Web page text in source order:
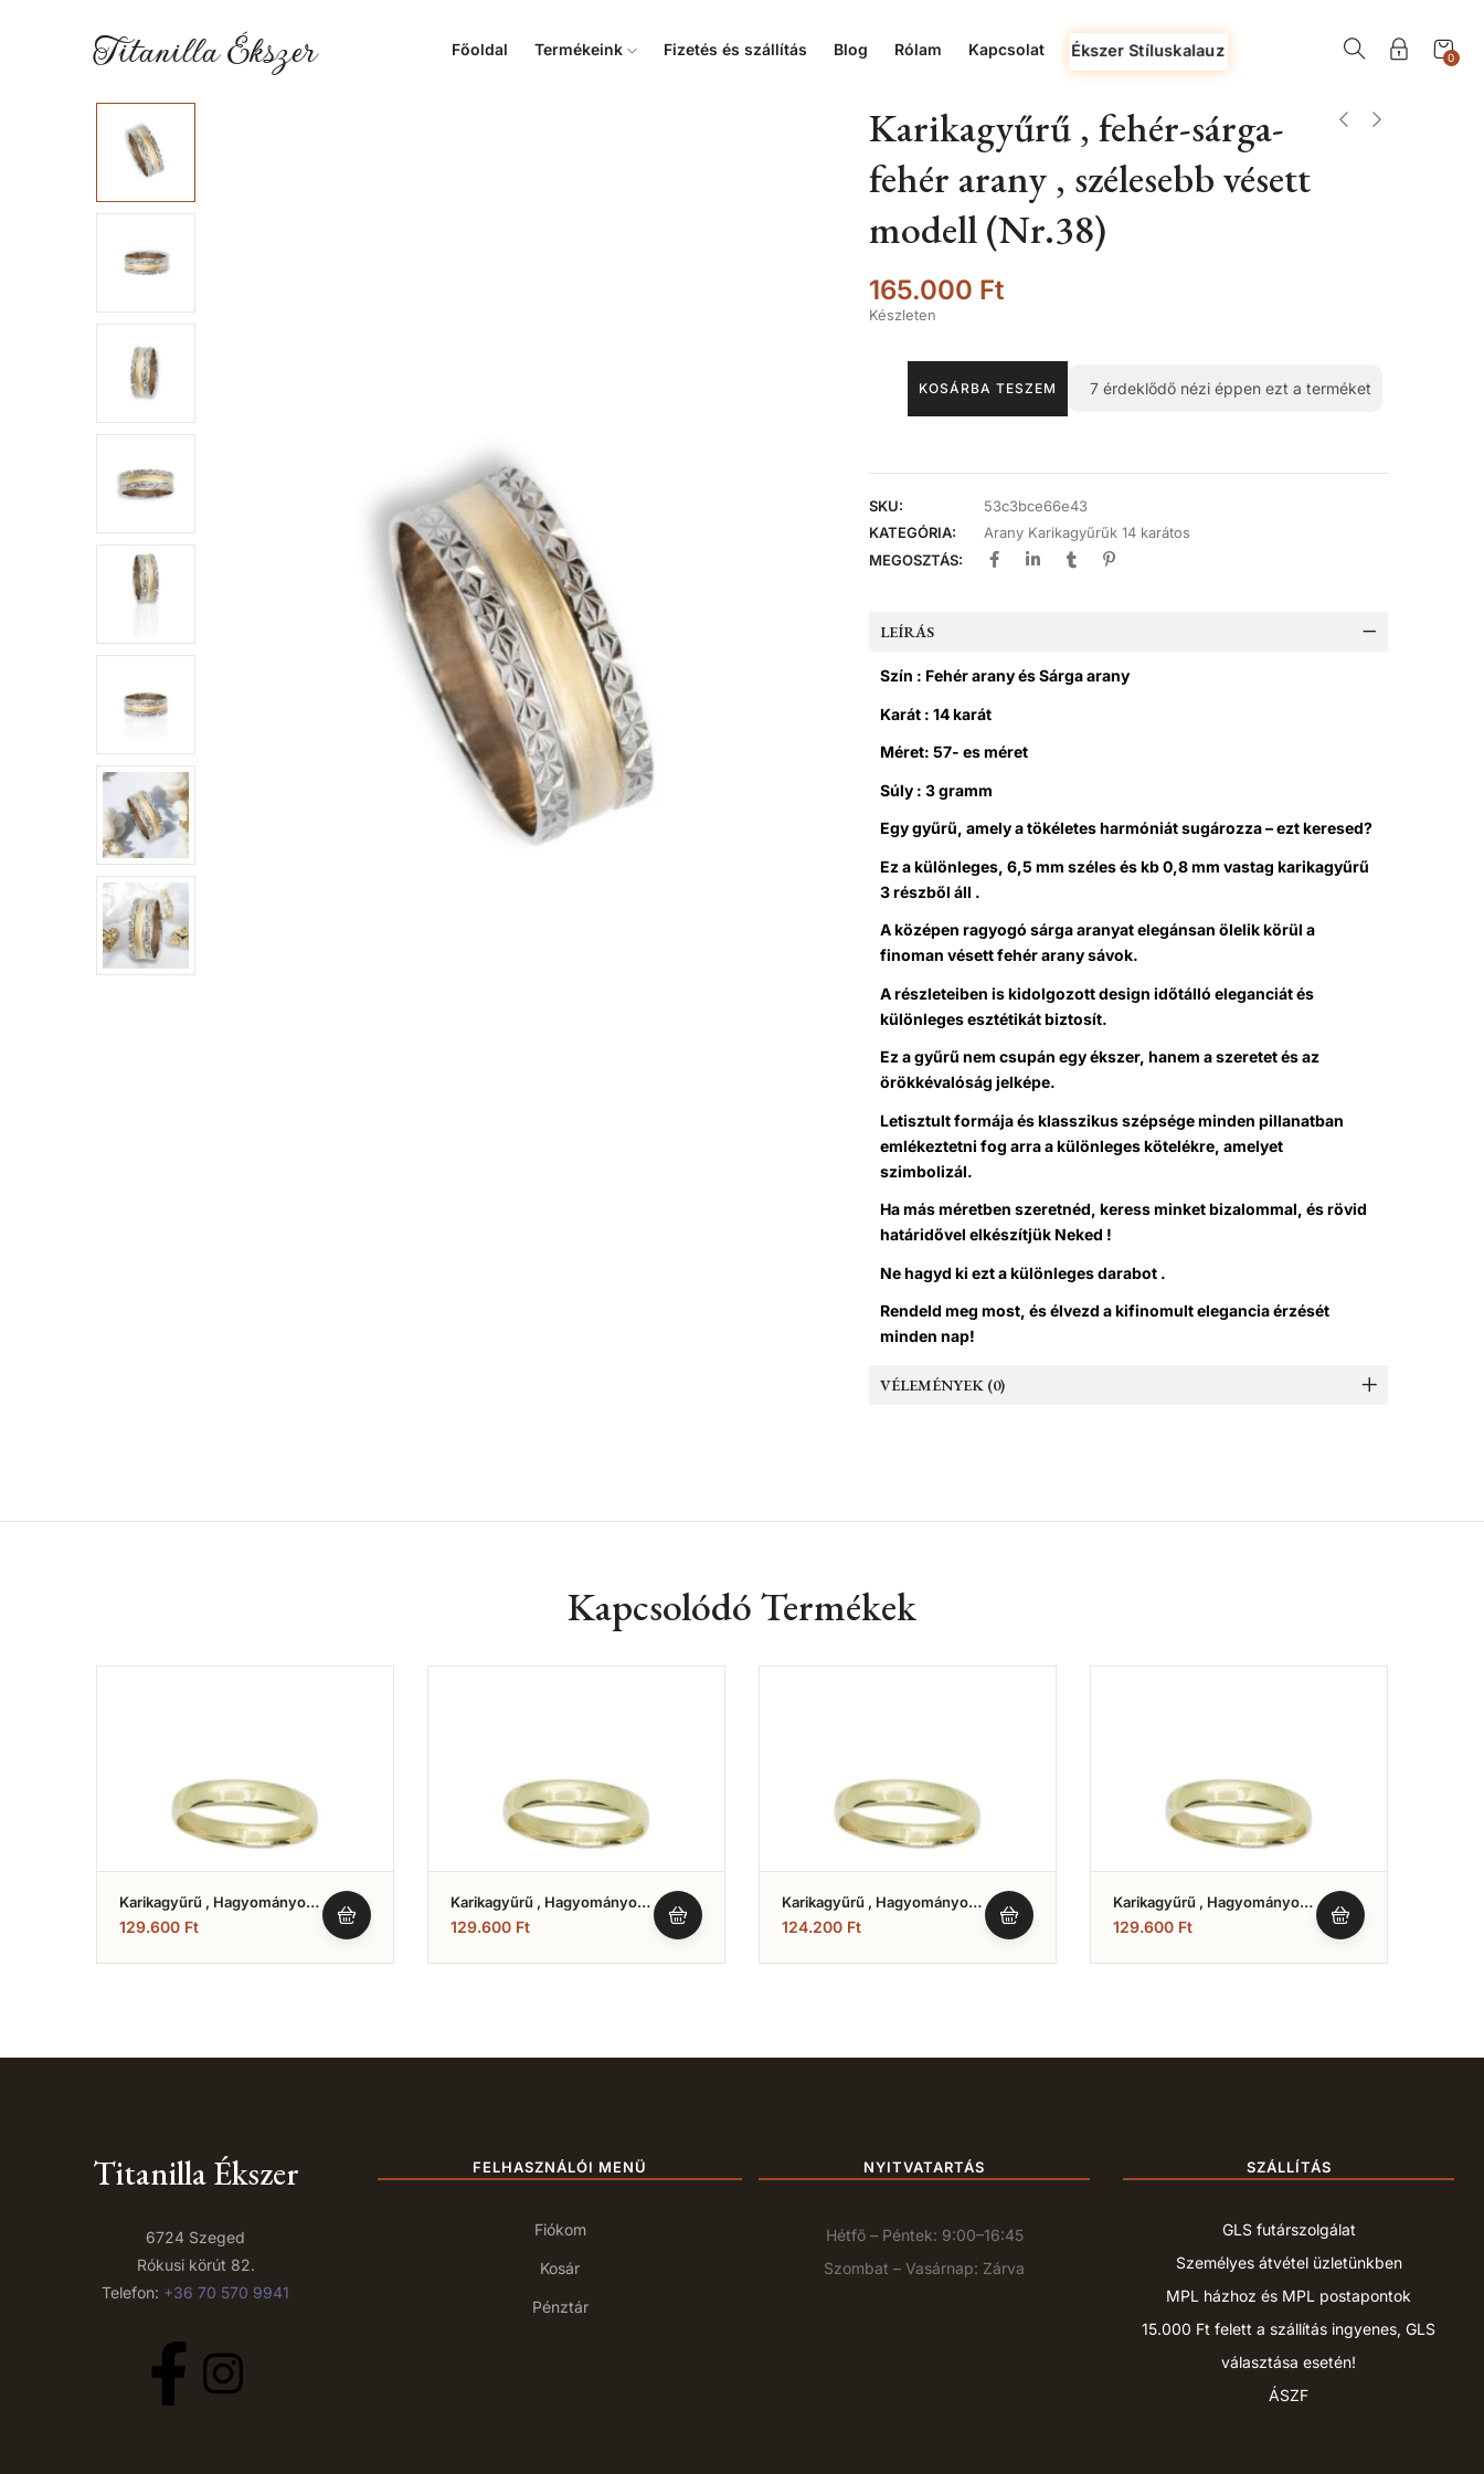
Titanilla Ékszer Főoldal Termékeink Fizetés és szállítás Blog Rólam Kapcsolat Ékszer Stíluskalauz 0
Karikagyűrű , fehér-sárga-
fehér arany , szélesebb vésett
modell (Nr.38)
165.000 Ft
Készleten
KOSÁRBA TESZEM 7 érdeklődő nézi éppen ezt a terméket
SKU:
53c3bce66e43
KATEGÓRIA:
Arany Karikagyűrűk 14 karátos
MEGOSZTÁS:
LEÍRÁS
Szín : Fehér arany és Sárga arany
Karát : 14 karát
Méret: 57- es méret
Súly : 3 gramm
Egy gyűrű, amely a tökéletes harmóniát sugározza – ezt keresed?
Ez a különleges, 6,5 mm széles és kb 0,8 mm vastag karikagyűrű
3 részből áll .
A középen ragyogó sárga aranyat elegánsan ölelik körül a
finoman vésett fehér arany sávok.
A részleteiben is kidolgozott design időtálló eleganciát és
különleges esztétikát biztosít.
Ez a gyűrű nem csupán egy ékszer, hanem a szeretet és az
örökkévalóság jelképe.
Letisztult formája és klasszikus szépsége minden pillanatban
emlékeztetni fog arra a különleges kötelékre, amelyet
szimbolizál.
Ha más méretben szeretnéd, keress minket bizalommal, és rövid
határidővel elkészítjük Neked !
Ne hagyd ki ezt a különleges darabot .
Rendeld meg most, és élvezd a kifinomult elegancia érzését
minden nap!
VÉLEMÉNYEK (0)
Kapcsolódó Termékek
Karikagyűrű , Hagyományos
Fényes Modell (Nr.5)
129.600 Ft
Karikagyűrű , Hagyományos
Fényes Modell (Nr.4)
129.600 Ft
Karikagyűrű , Hagyományos
Fényes Modell (Nr.2)
124.200 Ft
Karikagyűrű , Hagyományos
Fényes Modell (Nr.7)
129.600 Ft
Titanilla Ékszer
6724 Szeged
Rókusi körút 82.
Telefon: +36 70 570 9941
FELHASZNÁLÓI MENÜ
Fiókom
Kosár
Pénztár
NYITVATARTÁS
Hétfő – Péntek: 9:00–16:45
Szombat – Vasárnap: Zárva
SZÁLLÍTÁS
GLS futárszolgálat
Személyes átvétel üzletünkben
MPL házhoz és MPL postapontok
15.000 Ft felett a szállítás ingyenes, GLS
választása esetén!
ÁSZF